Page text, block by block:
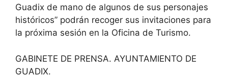
Guadix de mano de algunos de sus personajes
históricos” podrán recoger sus invitaciones para
la próxima sesión en la Oficina de Turismo.
GABINETE DE PRENSA. AYUNTAMIENTO DE
GUADIX.